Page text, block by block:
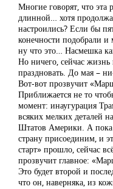
Многие говорят, что эта
длинной… хотя
настроились? Если бы
конечности подобрали
ну что это… Насмешка
Но ничего, сейчас
праздновать. До мая –
Вот-вот прозвучит
Приближается не то
момент: инаугурация
всяких мелких деталей
Штатов Америки. А пока
страну присоединим, и
старт» прошло, сейчас
прозвучит главное:
Это будет второй и
что он, наверняка, из